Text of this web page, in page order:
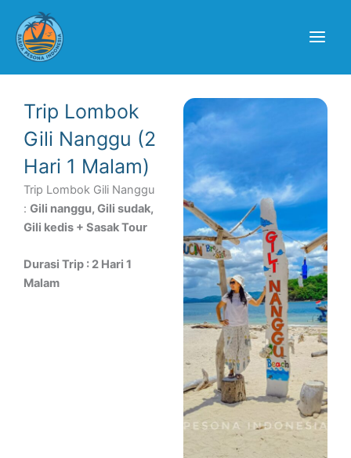
konten
Trip Lombok
Gili Nanggu (2
Hari 1 Malam) ​
Trip Lombok Gili Nanggu
: Gili nanggu, Gili sudak,
Gili kedis + Sasak Tour
Durasi Trip : 2 Hari 1
Malam